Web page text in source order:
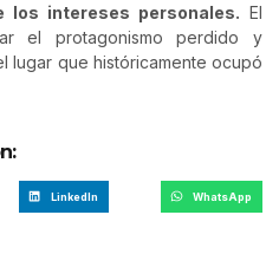
los intereses personales. El
el protagonismo perdido y
lugar que históricamente ocupó
LinkedIn WhatsApp